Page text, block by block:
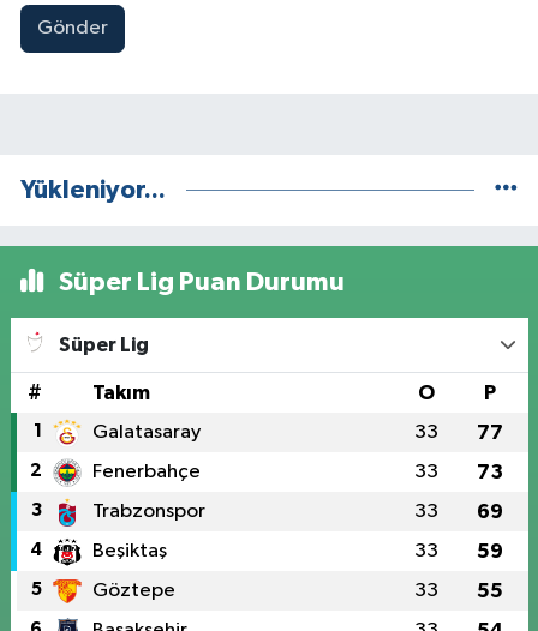
Gönder
Yükleniyor...
Süper Lig Puan Durumu
Süper Lig
# Takım O P
1 Galatasaray 33 77
2 Fenerbahçe 33 73
3 Trabzonspor 33 69
4 Beşiktaş 33 59
5 Göztepe 33 55